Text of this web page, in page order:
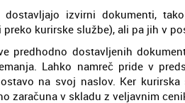
izvirni dokumenti,
kurirske službe), ali pa jih v
predhodno dostavljenih
Lahko namreč pride v
na svoj naslov. Ker
zaračuna v skladu z veljavnim